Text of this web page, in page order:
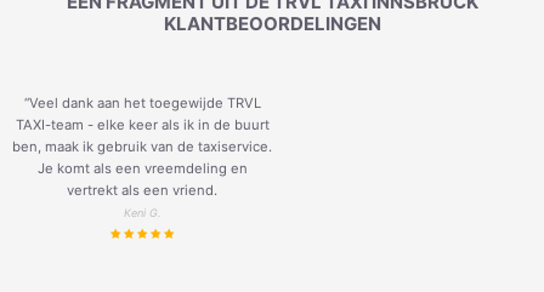
KLANTBEOORDELINGEN
“Veel dank aan het toegewijde TRVL
TAXI-team - elke keer als ik in de buurt
ben, maak ik gebruik van de taxiservice.
Je komt als een vreemdeling en
vertrekt als een vriend.
Keni G.